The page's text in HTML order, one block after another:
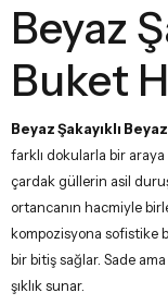
Beyaz
Buket
Beyaz Şakayıklı
farklı dokularla bir araya
çardak güllerin asil
ortancanın hacmiyle
kompozisyona sofistike
bir bitiş sağlar. Sade
şıklık sunar.